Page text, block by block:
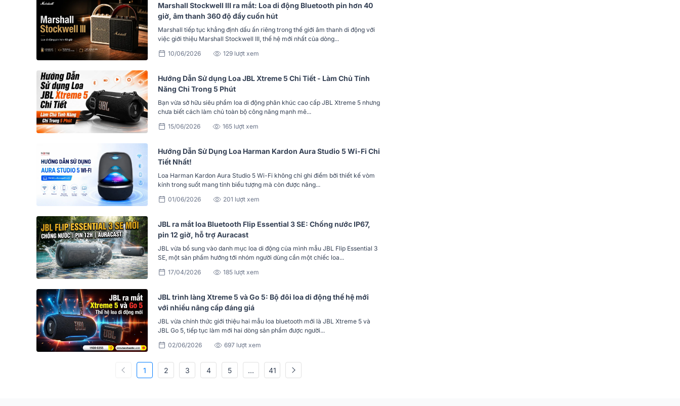
Marshall Stockwell III ra mắt: Loa di động Bluetooth pin hơn 40
giờ, âm thanh 360 độ đầy cuốn hút
Marshall tiếp tục khẳng định dấu ấn riêng trong thế giới âm thanh di động với
việc giới thiệu Marshall Stockwell III, thế hệ mới nhất của dòng...
10/06/2026
129 lượt xem
Hướng Dẫn Sử dụng Loa JBL Xtreme 5 Chi Tiết - Làm Chủ Tính
Năng Chỉ Trong 5 Phút
Bạn vừa sở hữu siêu phẩm loa di động phân khúc cao cấp JBL Xtreme 5 nhưng
chưa biết cách làm chủ toàn bộ công năng mạnh mẽ...
15/06/2026
165 lượt xem
Hướng Dẫn Sử Dụng Loa Harman Kardon Aura Studio 5 Wi-Fi Chi
Tiết Nhất!
Loa Harman Kardon Aura Studio 5 Wi-Fi không chỉ ghi điểm bởi thiết kế vòm
kính trong suốt mang tính biểu tượng mà còn được nâng...
01/06/2026
201 lượt xem
JBL ra mắt loa Bluetooth Flip Essential 3 SE: Chống nước IP67,
pin 12 giờ, hỗ trợ Auracast
JBL vừa bổ sung vào danh mục loa di động của mình mẫu JBL Flip Essential 3
SE, một sản phẩm hướng tới nhóm người dùng cần một chiếc loa...
17/04/2026
185 lượt xem
JBL trình làng Xtreme 5 và Go 5: Bộ đôi loa di động thế hệ mới
với nhiều nâng cấp đáng giá
JBL vừa chính thức giới thiệu hai mẫu loa bluetooth mới là JBL Xtreme 5 và
JBL Go 5, tiếp tục làm mới hai dòng sản phẩm được người...
02/06/2026
697 lượt xem
1 2 3 4 5 ... 41